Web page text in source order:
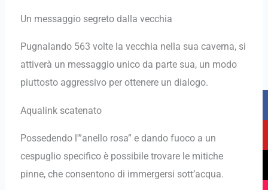
Un messaggio segreto dalla vecchia
Pugnalando 563 volte la vecchia nella sua caverna, si
attiverà un messaggio unico da parte sua, un modo
piuttosto aggressivo per ottenere un dialogo.
Aqualink scatenato
Possedendo l'”anello rosa” e dando fuoco a un
cespuglio specifico è possibile trovare le mitiche
pinne, che consentono di immergersi sott’acqua.